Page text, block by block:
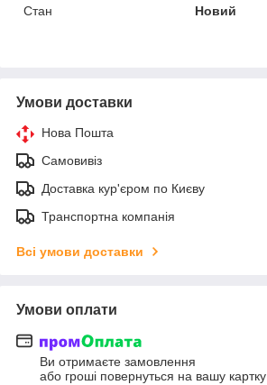
Стан
Новий
Умови доставки
Нова Пошта
Самовивіз
Доставка кур'єром по Києву
Транспортна компанія
Всі умови доставки
Умови оплати
Ви отримаєте замовлення
або гроші повернуться на вашу картку